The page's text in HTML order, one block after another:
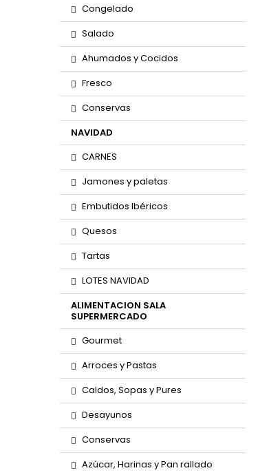
Congelado
Salado
Ahumados y Cocidos
Fresco
Conservas
NAVIDAD
CARNES
Jamones y paletas
Embutidos Ibéricos
Quesos
Tartas
LOTES NAVIDAD
ALIMENTACION SALA
SUPERMERCADO
Gourmet
Arroces y Pastas
Caldos, Sopas y Pures
Desayunos
Conservas
Azúcar, Harinas y Pan rallado